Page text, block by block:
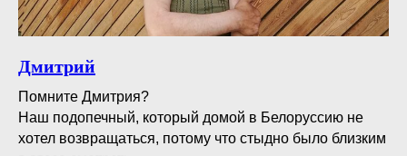
Дмитрий
Помните Дмитрия?⠀
Наш подопечный, который домой в Белоруссию не
хотел возвращаться, потому что стыдно было близким